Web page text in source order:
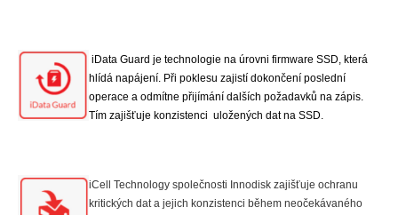
iData Guard je technologie na úrovni firmware SSD, která
hlídá napájení. Při poklesu zajistí dokončení poslední
operace a odmítne přijímání dalších požadavků na zápis.
Tím zajišťuje konzistenci uložených dat na SSD.
iCell Technology společnosti Innodisk zajišťuje ochranu
kritických dat a jejich konzistenci během neočekávaného